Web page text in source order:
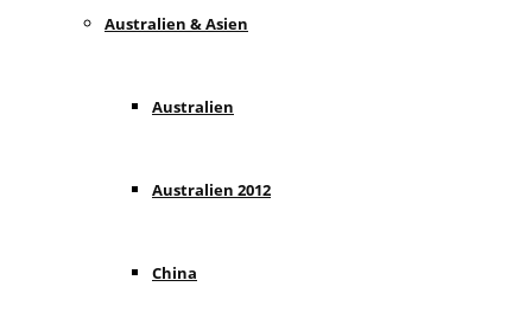
Australien & Asien
Australien
Australien 2012
China